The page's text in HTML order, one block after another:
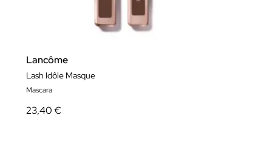
Lancôme
Lash Idôle Masque
Mascara
23,40 €